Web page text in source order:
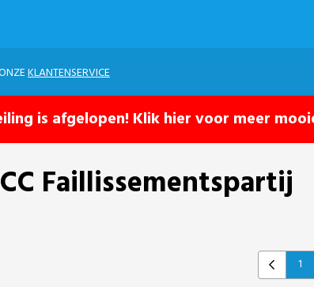
KLANTENSERVICE
is afgelopen! Klik hier voor meer
Faillissementspartij
Previous
1